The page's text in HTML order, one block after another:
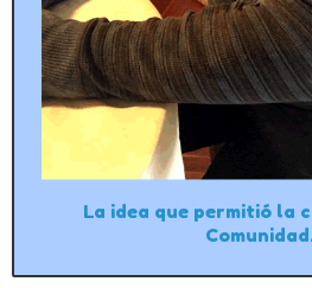
La idea que permitió la